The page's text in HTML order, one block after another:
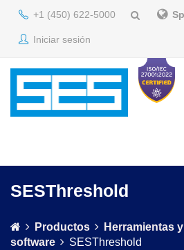
+1 (450) 622-5000
Iniciar sesión
SESThreshold
Productos
Herramientas
software
SESThreshold